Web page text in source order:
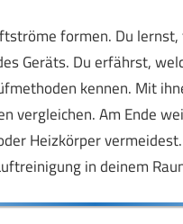
formen. Du
Geräts. Du erfährst,
kennen. Mit
vergleichen. Am Ende
Heizkörper
in deinem